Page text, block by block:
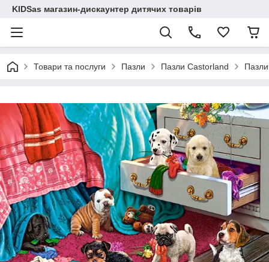
KIDSas магазин-дискаунтер дитячих товарів
Товари та послуги Пазли Пазли Castorland